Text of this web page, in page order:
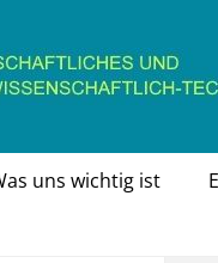
Stein
und
uns wichtig ist